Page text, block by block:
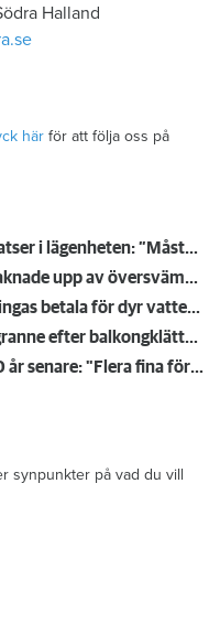
Halland
här för att följa oss på
Så undviker du mögel – fyra riskplatser i lägenheten: ”Måste städa bort”
Satte på vattnet och somnade – vaknade upp av översvämning hos grannen
Rensade inte hålet i kylskåpet – tvingas betala för dyr vattenskada
Naken gängkriminell knivhotade granne efter balkongklättring
Kompisdealen blev verklighet – 40 år senare: "Flera fina fördelar med att dela bostad"
synpunkter på vad du vill